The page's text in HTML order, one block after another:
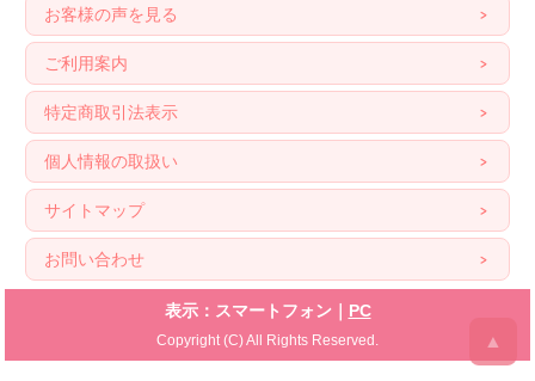
お客様の声を見る
ご利用案内
特定商取引法表示
個人情報の取扱い
サイトマップ
お問い合わせ
表示：スマートフォン｜ PC
Copyright (C) All Rights Reserved. ▲